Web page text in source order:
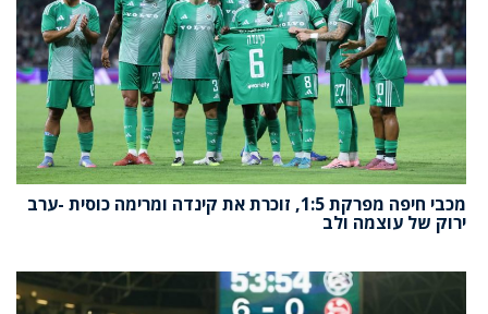
מכבי חיפה מפרקת 1:5, זוכרת את קינדה ומרימה כוסית -ערב
ירוק של עוצמה ולב